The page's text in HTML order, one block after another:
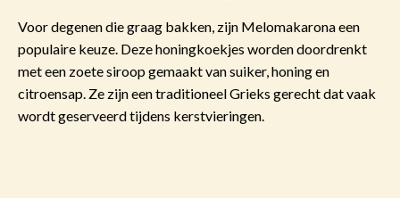
Voor degenen die graag bakken, zijn Melomakarona een
populaire keuze. Deze honingkoekjes worden doordrenkt
met een zoete siroop gemaakt van suiker, honing en
citroensap. Ze zijn een traditioneel Grieks gerecht dat vaak
wordt geserveerd tijdens kerstvieringen.